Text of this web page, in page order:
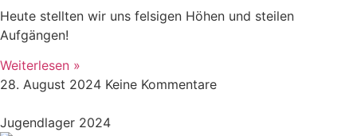
Heute stellten wir uns felsigen Höhen und steilen
Aufgängen!
Weiterlesen »
28. August 2024 Keine Kommentare
Jugendlager 2024